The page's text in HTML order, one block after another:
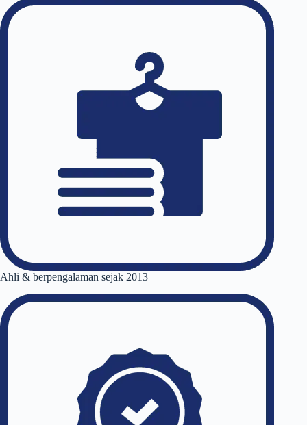
Ahli & berpengalaman sejak 2013